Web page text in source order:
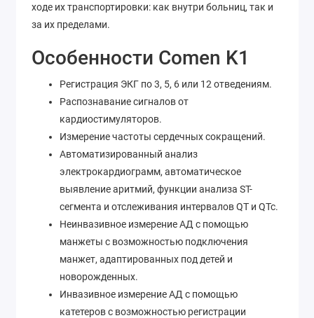
ходе их транспортировки: как внутри больниц, так и
за их пределами.
Особенности Comen K1
Регистрация ЭКГ по 3, 5, 6 или 12 отведениям.
Распознавание сигналов от
кардиостимуляторов.
Измерение частоты сердечных сокращений.
Автоматизированный анализ
электрокардиограмм, автоматическое
выявление аритмий, функции анализа ST-
сегмента и отслеживания интервалов QT и QTc.
Неинвазивное измерение АД с помощью
манжеты с возможностью подключения
манжет, адаптированных под детей и
новорожденных.
Инвазивное измерение АД с помощью
катетеров с возможностью регистрации